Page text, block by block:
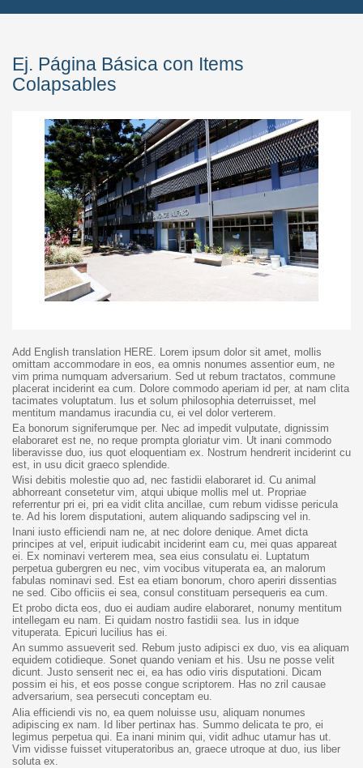
Ej. Página Básica con Items
Colapsables
Add English translation HERE. Lorem ipsum dolor sit amet, mollis
omittam accommodare in eos, ea omnis nonumes assentior eum, ne
vim prima numquam adversarium. Sed ut rebum tractatos, commune
placerat inciderint ea cum. Dolore commodo aperiam id per, at nam clita
tacimates voluptatum. Ius et solum philosophia deterruisset, mel
mentitum mandamus iracundia cu, ei vel dolor verterem.
Ea bonorum signiferumque per. Nec ad impedit vulputate, dignissim
elaboraret est ne, no reque prompta gloriatur vim. Ut inani commodo
liberavisse duo, ius quot eloquentiam ex. Nostrum hendrerit inciderint cu
est, in usu dicit graeco splendide.
Wisi debitis molestie quo ad, nec fastidii elaboraret id. Cu animal
abhorreant consetetur vim, atqui ubique mollis mel ut. Propriae
referrentur pri ei, pri ea vidit clita ancillae, cum rebum vidisse pericula
te. Ad his lorem disputationi, autem aliquando sadipscing vel in.
Inani iusto efficiendi nam ne, at nec dolore denique. Amet dicta
principes at vel, eripuit iudicabit inciderint eam cu, mei quas appareat
ei. Ex nominavi verterem mea, sea eius consulatu ei. Luptatum
perpetua gubergren eu nec, vim vocibus vituperata ea, an malorum
fabulas nominavi sed. Est ea etiam bonorum, choro aperiri dissentias
ne sed. Cibo officiis ei sea, consul constituam persequeris ea cum.
Et probo dicta eos, duo ei audiam audire elaboraret, nonumy mentitum
intellegam eu nam. Ei quidam nostro fastidii sea. Ius in idque
vituperata. Epicuri lucilius has ei.
An summo assueverit sed. Rebum justo adipisci ex duo, vis ea aliquam
equidem cotidieque. Sonet quando veniam et his. Usu ne posse velit
dicunt. Justo senserit nec ei, ea has odio viris disputationi. Dicam
possim ei his, et eos posse congue scriptorem. Has no zril causae
adversarium, sea persecuti conceptam eu.
Alia efficiendi vis no, ea quem noluisse usu, aliquam nonumes
adipiscing ex nam. Id liber pertinax has. Summo delicata te pro, ei
legimus perpetua qui. Ea inani minim qui, vidit adhuc utamur has ut.
Vim vidisse fuisset vituperatoribus an, graece utroque at duo, ius liber
soluta ex.